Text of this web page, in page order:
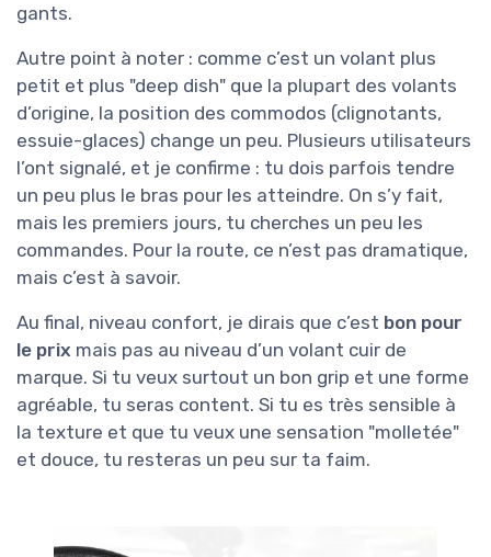
gants.
Autre point à noter : comme c’est un volant plus
petit et plus "deep dish" que la plupart des volants
d’origine, la position des commodos (clignotants,
essuie-glaces) change un peu. Plusieurs utilisateurs
l’ont signalé, et je confirme : tu dois parfois tendre
un peu plus le bras pour les atteindre. On s’y fait,
mais les premiers jours, tu cherches un peu les
commandes. Pour la route, ce n’est pas dramatique,
mais c’est à savoir.
Au final, niveau confort, je dirais que c’est bon pour
le prix mais pas au niveau d’un volant cuir de
marque. Si tu veux surtout un bon grip et une forme
agréable, tu seras content. Si tu es très sensible à
la texture et que tu veux une sensation "molletée"
et douce, tu resteras un peu sur ta faim.